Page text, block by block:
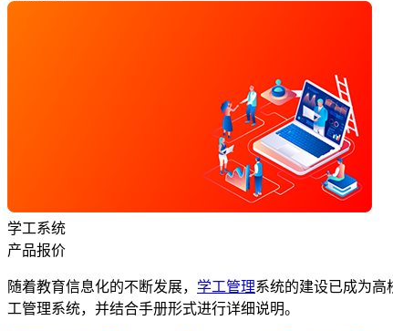
学工系统
产品报价
随着教育信息化的不断发展， 学工管理系统的建设已成为高
工管理系统，并结合手册形式进行详细说明。